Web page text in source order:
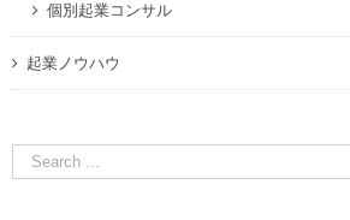
個別起業コンサル
起業ノウハウ
Search
for: